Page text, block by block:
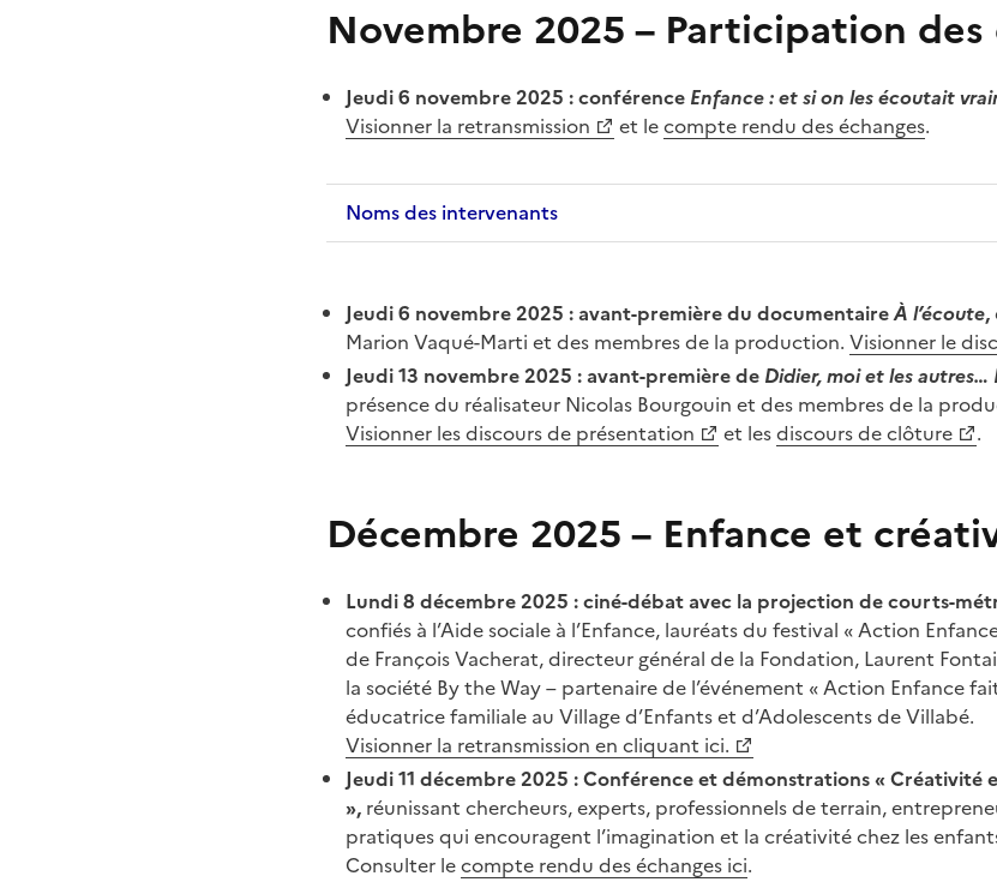
Novembre 2025 – Participation
Jeudi 6 novembre 2025 : conférence Enfance : et si on les écoutait
Visionner la retransmission
et lecompte rendu des échanges.
Noms des intervenants
Jeudi 6 novembre 2025 :avant-première du documentaireÀ l’écoute,
Marion Vaqué-Marti et des membres de la production. Visionner le
Jeudi 13 novembre 2025 : avant-première de Didier, moi et les autres…
présence du réalisateur Nicolas Bourgouin et des membres de la
Visionner les discours de présentation
et lesdiscours de clôture .
Décembre 2025– Enfance et
Lundi 8 décembre 2025 : ciné-débat avec la projection de courts-
confiés à l’Aide sociale à l’Enfance, lauréats du festival « Action
de François Vacherat, directeur général de la Fondation, Laurent
la société By the Way – partenaire de l’événement « Action Enfance
éducatrice familiale au Village d’Enfants et d’Adolescents de Villabé.
Visionner la retransmission en cliquant ici.
Jeudi 11 décembre 2025 : Conférence et démonstrations « Créativité
», réunissant chercheurs, experts, professionnels de terrain,
pratiques qui encouragent l’imagination et la créativité chez les
Consulter lecompte rendu des échanges ici.